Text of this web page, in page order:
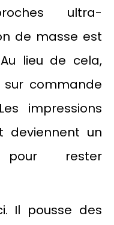
ultra-
de masse est
lieu de cela,
commande
impressions
deviennent un
pour rester
Il pousse des